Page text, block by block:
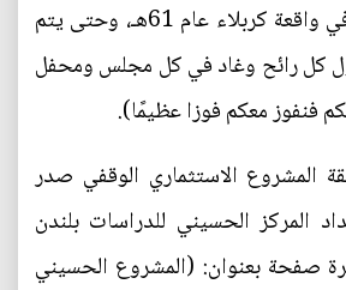
الإمام الحسين(ع) في واقعة كربلاء عام 61هـ، وحتى يتم
كل رائح وغاد في كل مجلس ومحفل
فنفوز معكم فوزا عظيمًا).
المشروع الاستثماري الوقفي صدر
المركز الحسيني للدراسات بلندن
بعنوان: (المشروع الحسيني